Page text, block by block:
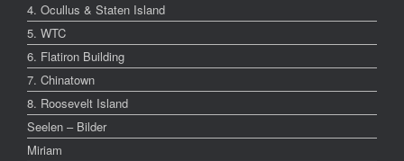
4. Ocullus & Staten Island
5. WTC
6. Flatiron Building
7. Chinatown
8. Roosevelt Island
Seelen – Bilder
Miriam